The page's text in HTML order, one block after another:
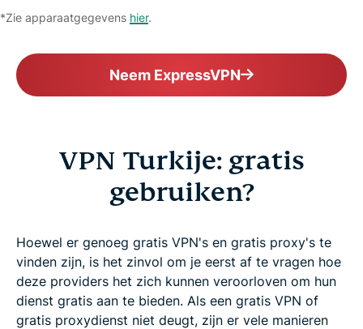
*Zie apparaatgegevens hier.
Neem ExpressVPN
VPN Turkije: gratis
gebruiken?
Hoewel er genoeg gratis VPN's en gratis proxy's te
vinden zijn, is het zinvol om je eerst af te vragen hoe
deze providers het zich kunnen veroorloven om hun
dienst gratis aan te bieden. Als een gratis VPN of
gratis proxydienst niet deugt, zijn er vele manieren